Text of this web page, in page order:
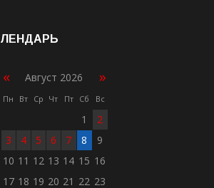
« Август 2026 »
Пн Вт Ср Чт Пт Сб Вс
1
2
3
4 5 6 7 8
9
10 11 12 13 14 15 16
17 18 19 20 21 22 23